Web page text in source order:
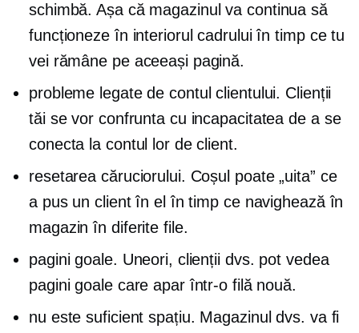
schimbă. Așa că magazinul va continua să
funcționeze în interiorul cadrului în timp ce tu
vei rămâne pe aceeași pagină.
probleme legate de contul clientului. Clienții
tăi se vor confrunta cu incapacitatea de a se
conecta la contul lor de client.
resetarea căruciorului. Coșul poate „uita” ce
a pus un client în el în timp ce navighează în
magazin în diferite file.
pagini goale. Uneori, clienții dvs. pot vedea
pagini goale care apar într-o filă nouă.
nu este suficient spațiu. Magazinul dvs. va fi